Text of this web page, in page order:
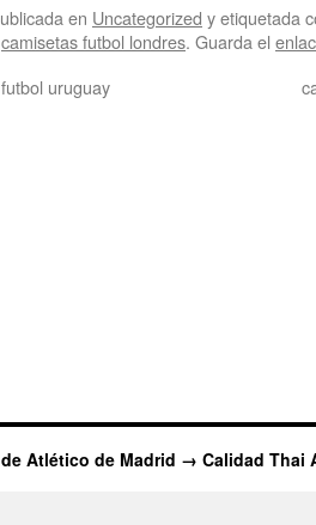
en Uncategorized y etiquetada
camisetas futbol londres. Guarda el
uruguay
Atlético de Madrid → Calidad Thai